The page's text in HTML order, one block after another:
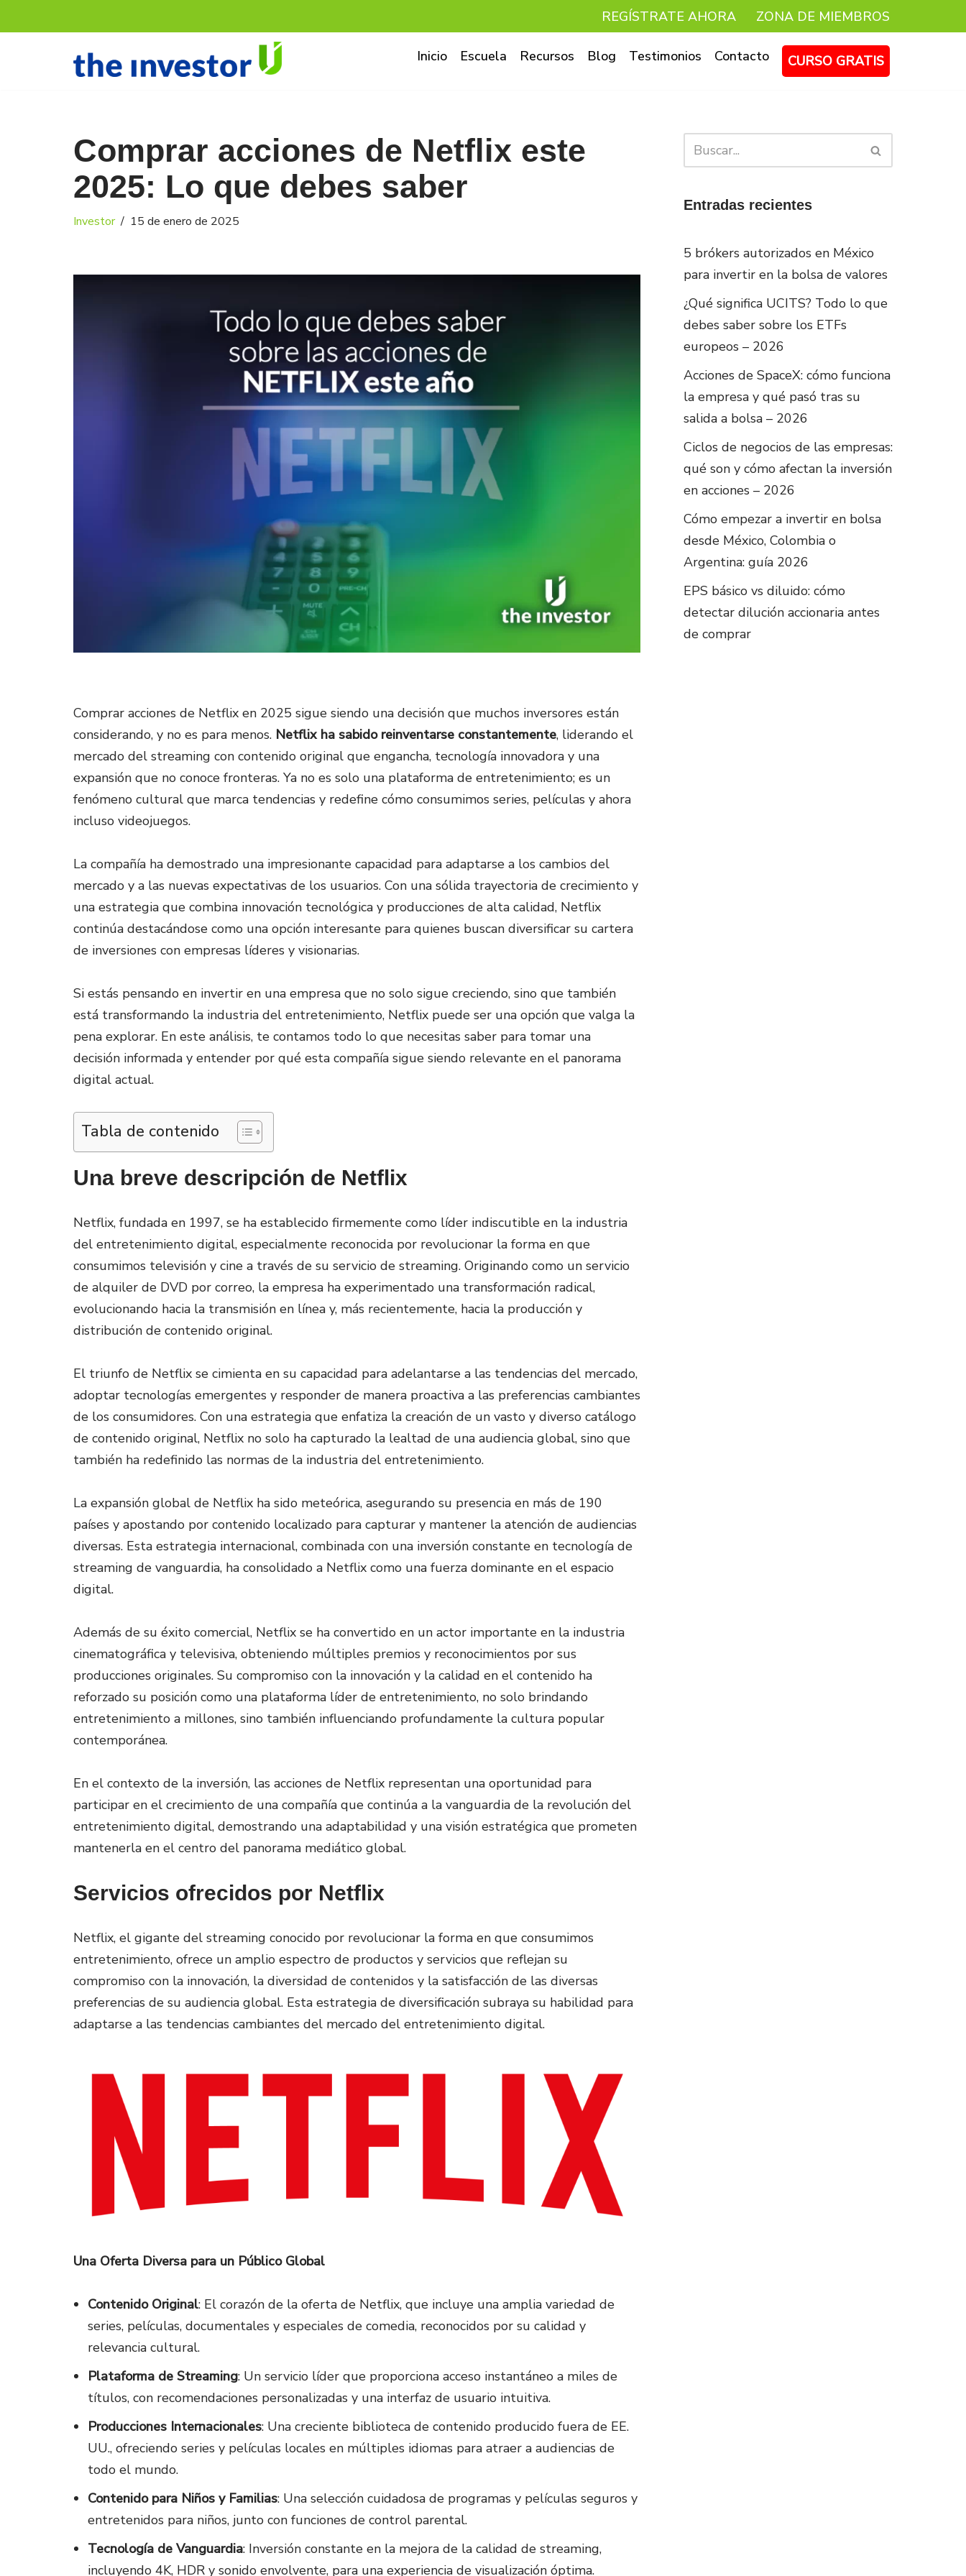
REGÍSTRATE AHORA ZONA DE MIEMBROS
Inicio Escuela Recursos Blog Testimonios Contacto CURSO GRATIS
Comprar acciones de Netflix este
2025: Lo que debes saber
Investor 15 de enero de 2025
Comprar acciones de Netflix en 2025 sigue siendo una decisión que muchos inversores están
considerando, y no es para menos. Netflix ha sabido reinventarse constantemente, liderando el
mercado del streaming con contenido original que engancha, tecnología innovadora y una
expansión que no conoce fronteras. Ya no es solo una plataforma de entretenimiento; es un
fenómeno cultural que marca tendencias y redefine cómo consumimos series, películas y ahora
incluso videojuegos.
La compañía ha demostrado una impresionante capacidad para adaptarse a los cambios del
mercado y a las nuevas expectativas de los usuarios. Con una sólida trayectoria de crecimiento y
una estrategia que combina innovación tecnológica y producciones de alta calidad, Netflix
continúa destacándose como una opción interesante para quienes buscan diversificar su cartera
de inversiones con empresas líderes y visionarias.
Si estás pensando en invertir en una empresa que no solo sigue creciendo, sino que también
está transformando la industria del entretenimiento, Netflix puede ser una opción que valga la
pena explorar. En este análisis, te contamos todo lo que necesitas saber para tomar una
decisión informada y entender por qué esta compañía sigue siendo relevante en el panorama
digital actual.
Tabla de contenido
Una breve descripción de Netflix
Netflix, fundada en 1997, se ha establecido firmemente como líder indiscutible en la industria
del entretenimiento digital, especialmente reconocida por revolucionar la forma en que
consumimos televisión y cine a través de su servicio de streaming. Originando como un servicio
de alquiler de DVD por correo, la empresa ha experimentado una transformación radical,
evolucionando hacia la transmisión en línea y, más recientemente, hacia la producción y
distribución de contenido original.
El triunfo de Netflix se cimienta en su capacidad para adelantarse a las tendencias del mercado,
adoptar tecnologías emergentes y responder de manera proactiva a las preferencias cambiantes
de los consumidores. Con una estrategia que enfatiza la creación de un vasto y diverso catálogo
de contenido original, Netflix no solo ha capturado la lealtad de una audiencia global, sino que
también ha redefinido las normas de la industria del entretenimiento.
La expansión global de Netflix ha sido meteórica, asegurando su presencia en más de 190
países y apostando por contenido localizado para capturar y mantener la atención de audiencias
diversas. Esta estrategia internacional, combinada con una inversión constante en tecnología de
streaming de vanguardia, ha consolidado a Netflix como una fuerza dominante en el espacio
digital.
Además de su éxito comercial, Netflix se ha convertido en un actor importante en la industria
cinematográfica y televisiva, obteniendo múltiples premios y reconocimientos por sus
producciones originales. Su compromiso con la innovación y la calidad en el contenido ha
reforzado su posición como una plataforma líder de entretenimiento, no solo brindando
entretenimiento a millones, sino también influenciando profundamente la cultura popular
contemporánea.
En el contexto de la inversión, las acciones de Netflix representan una oportunidad para
participar en el crecimiento de una compañía que continúa a la vanguardia de la revolución del
entretenimiento digital, demostrando una adaptabilidad y una visión estratégica que prometen
mantenerla en el centro del panorama mediático global.
Servicios ofrecidos por Netflix
Netflix, el gigante del streaming conocido por revolucionar la forma en que consumimos
entretenimiento, ofrece un amplio espectro de productos y servicios que reflejan su
compromiso con la innovación, la diversidad de contenidos y la satisfacción de las diversas
preferencias de su audiencia global. Esta estrategia de diversificación subraya su habilidad para
adaptarse a las tendencias cambiantes del mercado del entretenimiento digital.
Una Oferta Diversa para un Público Global
Contenido Original: El corazón de la oferta de Netflix, que incluye una amplia variedad de
series, películas, documentales y especiales de comedia, reconocidos por su calidad y
relevancia cultural.
Plataforma de Streaming: Un servicio líder que proporciona acceso instantáneo a miles de
títulos, con recomendaciones personalizadas y una interfaz de usuario intuitiva.
Producciones Internacionales: Una creciente biblioteca de contenido producido fuera de EE.
UU., ofreciendo series y películas locales en múltiples idiomas para atraer a audiencias de
todo el mundo.
Contenido para Niños y Familias: Una selección cuidadosa de programas y películas seguros y
entretenidos para niños, junto con funciones de control parental.
Tecnología de Vanguardia: Inversión constante en la mejora de la calidad de streaming,
incluyendo 4K, HDR y sonido envolvente, para una experiencia de visualización óptima.
Entradas recientes
5 brókers autorizados en México
para invertir en la bolsa de valores
¿Qué significa UCITS? Todo lo que
debes saber sobre los ETFs
europeos – 2026
Acciones de SpaceX: cómo funciona
la empresa y qué pasó tras su
salida a bolsa – 2026
Ciclos de negocios de las empresas:
qué son y cómo afectan la inversión
en acciones – 2026
Cómo empezar a invertir en bolsa
desde México, Colombia o
Argentina: guía 2026
EPS básico vs diluido: cómo
detectar dilución accionaria antes
de comprar